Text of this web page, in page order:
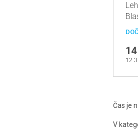
12
Čas je
V